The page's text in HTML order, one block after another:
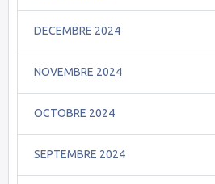
DECEMBRE 2024
NOVEMBRE 2024
OCTOBRE 2024
SEPTEMBRE 2024